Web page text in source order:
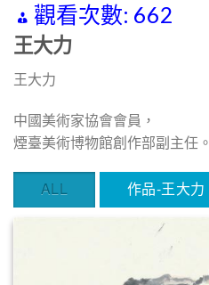
觀看次數: 662
王大力
王大力
中國美術家協會會員，
煙臺美術博物館創作部副主任。
ALL 作品-王大力